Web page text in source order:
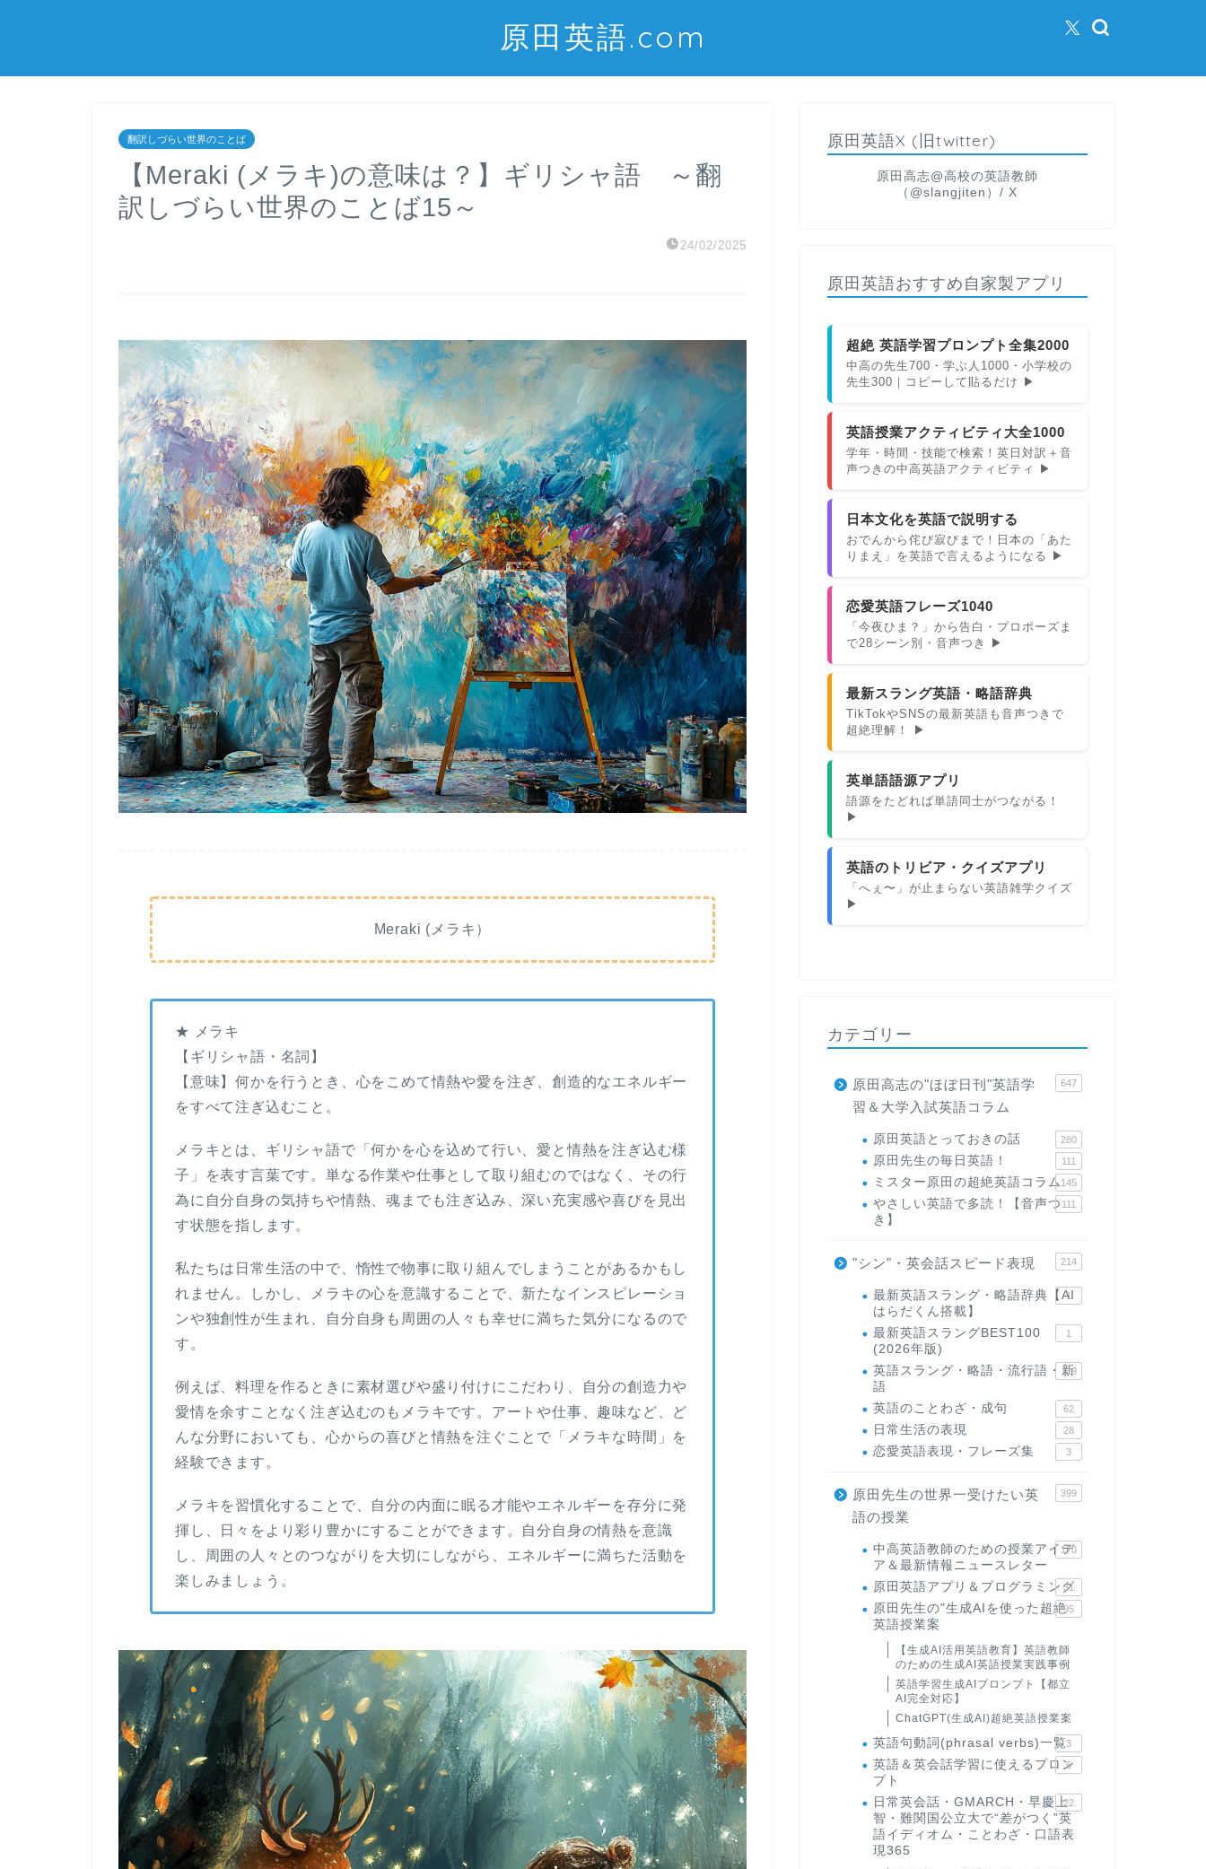
原田英語.com
翻訳しづらい世界のことば
【Meraki (メラキ)の意味は？】ギリシャ語 ～翻
訳しづらい世界のことば15～
24/02/2025
Meraki (メラキ）
★ メラキ
【ギリシャ語・名詞】
【意味】何かを行うとき、心をこめて情熱や愛を注ぎ、創造的なエネルギー
をすべて注ぎ込むこと。
メラキとは、ギリシャ語で「何かを心を込めて行い、愛と情熱を注ぎ込む様
子」を表す言葉です。単なる作業や仕事として取り組むのではなく、その行
為に自分自身の気持ちや情熱、魂までも注ぎ込み、深い充実感や喜びを見出
す状態を指します。
私たちは日常生活の中で、惰性で物事に取り組んでしまうことがあるかもし
れません。しかし、メラキの心を意識することで、新たなインスピレーショ
ンや独創性が生まれ、自分自身も周囲の人々も幸せに満ちた気分になるので
す。
例えば、料理を作るときに素材選びや盛り付けにこだわり、自分の創造力や
愛情を余すことなく注ぎ込むのもメラキです。アートや仕事、趣味など、ど
んな分野においても、心からの喜びと情熱を注ぐことで「メラキな時間」を
経験できます。
メラキを習慣化することで、自分の内面に眠る才能やエネルギーを存分に発
揮し、日々をより彩り豊かにすることができます。自分自身の情熱を意識
し、周囲の人々とのつながりを大切にしながら、エネルギーに満ちた活動を
楽しみましょう。
原田英語X (旧twitter)
原田高志@高校の英語教師
（@slangjiten）/ X
原田英語おすすめ自家製アプリ
超絶 英語学習プロンプト全集2000
中高の先生700・学ぶ人1000・小学校の
先生300｜コピーして貼るだけ ▶
英語授業アクティビティ大全1000
学年・時間・技能で検索！英日対訳＋音
声つきの中高英語アクティビティ ▶
日本文化を英語で説明する
おでんから侘び寂びまで！日本の「あた
りまえ」を英語で言えるようになる ▶
恋愛英語フレーズ1040
「今夜ひま？」から告白・プロポーズま
で28シーン別・音声つき ▶
最新スラング英語・略語辞典
TikTokやSNSの最新英語も音声つきで
超絶理解！ ▶
英単語語源アプリ
語源をたどれば単語同士がつながる！
▶
英語のトリビア・クイズアプリ
「へぇ〜」が止まらない英語雑学クイズ
▶
カテゴリー
原田高志の"ほぼ日刊"英語学
習＆大学入試英語コラム
647
原田英語とっておきの話 280
原田先生の毎日英語！ 111
ミスター原田の超絶英語コラム145
やさしい英語で多読！【音声つ
き】
111
"シン"・英会話スピード表現 214
最新英語スラング・略語辞典【AI
はらだくん搭載】
1
最新英語スラングBEST100
(2026年版)
1
英語スラング・略語・流行語・新
語
119
英語のことわざ・成句 62
日常生活の表現 28
恋愛英語表現・フレーズ集 3
原田先生の世界一受けたい英
語の授業
399
中高英語教師のための授業アイデ
ア＆最新情報ニュースレター
170
原田英語アプリ＆プログラミング
31
原田先生の"生成AIを使った超絶
英語授業案
95
【生成AI活用英語教育】英語教師
のための生成AI英語授業実践事例
英語学習生成AIプロンプト【都立
AI完全対応】
ChatGPT(生成AI)超絶英語授業案
英語句動詞(phrasal verbs)一覧3
英語＆英会話学習に使えるプロン
プト
6
日常英会話・GMARCH・早慶上
智・難関国公立大で“差がつく”英
語イディオム・ことわざ・口語表
現365
22